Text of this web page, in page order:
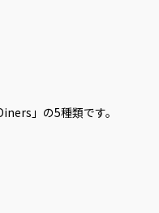
」の5種類です。